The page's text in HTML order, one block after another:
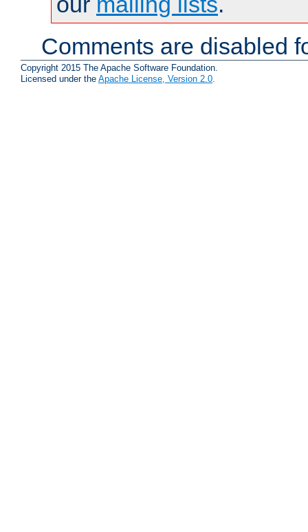
Comments are disabled
Copyright 2015 The Apache Software Foundation.
Licensed under the Apache License, Version 2.0